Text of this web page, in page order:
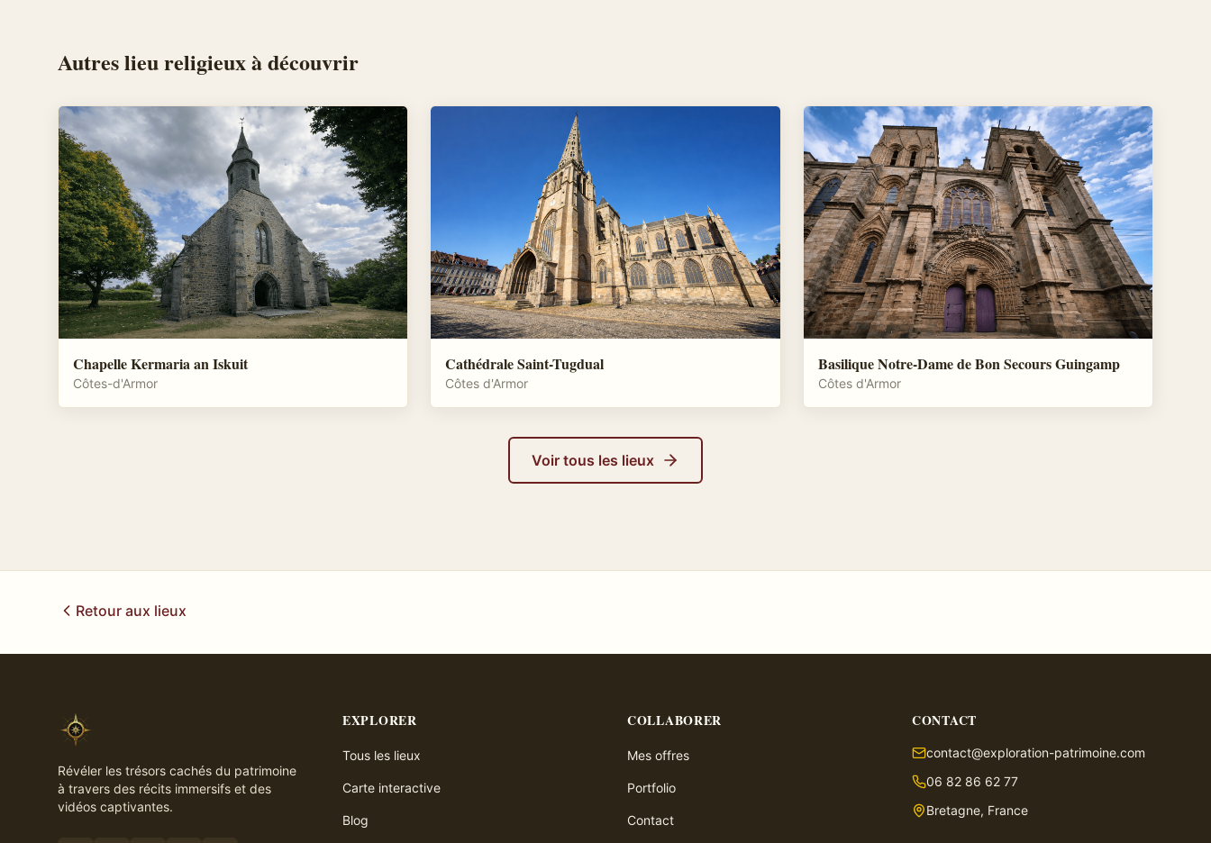
Autreslieu religieuxà découvrir
Chapelle Kermaria an Iskuit
Côtes-d'Armor
Cathédrale Saint-Tugdual
Côtes d'Armor
Basilique Notre-Dame de Bon Secours Guingamp
Côtes d'Armor
Voir tous les lieux
Retour aux lieux
Révéler les trésors cachés du patrimoine
à travers des récits immersifs et des
vidéos captivantes.
EXPLORER
Tous les lieux
Carte interactive
Blog
COLLABORER
Mes offres
Portfolio
Contact
CONTACT
contact@exploration-patrimoine.com
06 82 86 62 77
Bretagne, France